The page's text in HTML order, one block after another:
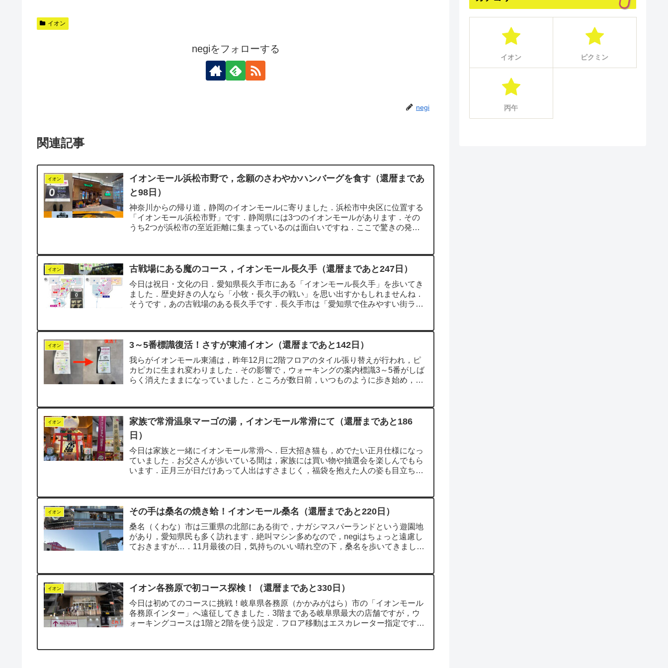
イオン
negiをフォローする
negi
関連記事
イオン
イオンモール浜松市野で，念願のさわやかハンバーグを食す（還暦まであ
と98日）
神奈川からの帰り道，静岡のイオンモールに寄りました．浜松市中央区に位置する
「イオンモール浜松市野」です．静岡県には3つのイオンモールがあります．その
うち2つが浜松市の至近距離に集まっているのは面白いですね．ここで驚きの発見
イオン 古戦場にある魔のコース，イオンモール長久手（還暦まであと247日）
今日は祝日・文化の日．愛知県長久手市にある「イオンモール長久手」を歩いてき
ました．歴史好きの人なら「小牧・長久手の戦い」を思い出すかもしれませんね．
そうです，あの古戦場のある長久手です．長久手市は「愛知県で住みやすい街ラン
イオン 3～5番標識復活！さすが東浦イオン（還暦まであと142日）
我らがイオンモール東浦は，昨年12月に2階フロアのタイル張り替えが行われ，ピ
カピカに生まれ変わりました．その影響で，ウォーキングの案内標識3～5番がしば
らく消えたままになっていました．ところが数日前，いつものように歩き始め，2
イオン
家族で常滑温泉マーゴの湯，イオンモール常滑にて（還暦まであと186
日）
今日は家族と一緒にイオンモール常滑へ．巨大招き猫も，めでたい正月仕様になっ
ていました．お父さんが歩いている間は，家族には買い物や抽選会を楽しんでもら
います．正月三が日だけあって人出はすさまじく，福袋を抱えた人の姿も目立ちま
イオン その手は桑名の焼き蛤！イオンモール桑名（還暦まであと220日）
桑名（くわな）市は三重県の北部にある街で，ナガシマスパーランドという遊園地
があり，愛知県民も多く訪れます．絶叫マシン多めなので，negiはちょっと遠慮し
ておきますが…．11月最後の日，気持ちのいい晴れ空の下，桑名を歩いてきまし
イオン イオン各務原で初コース探検！（還暦まであと330日）
今日は初めてのコースに挑戦！岐阜県各務原（かかみがはら）市の「イオンモール
各務原インター」へ遠征してきました．3階まである岐阜県最大の店舗ですが，ウ
ォーキングコースは1階と2階を使う設定．フロア移動はエスカレーター指定です．
イオン ピクミン
丙午